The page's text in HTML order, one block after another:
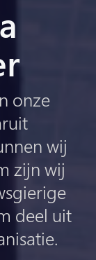
onze
wij
zijn wij
deel uit